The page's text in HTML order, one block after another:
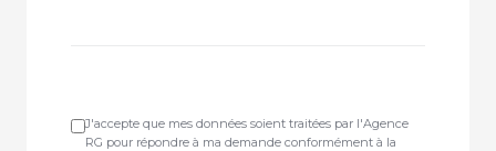
J'accepte que mes données soient traitées par l'Agence
RG pour répondre à ma demande conformément à la